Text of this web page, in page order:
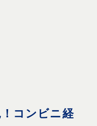
コンビニ経